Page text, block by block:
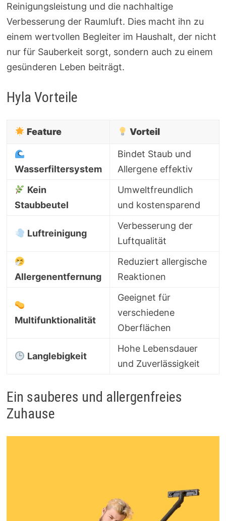
Reinigungsleistung und die nachhaltige
Verbesserung der Raumluft. Dies macht ihn zu
einem wertvollen Begleiter im Haushalt, der nicht
nur für Sauberkeit sorgt, sondern auch zu einem
gesünderen Leben beiträgt.
Hyla Vorteile
Feature Vorteil
Wasserfiltersystem
Bindet Staub und
Allergene effektiv
Kein
Staubbeutel
Umweltfreundlich
und kostensparend
Luftreinigung
Verbesserung der
Luftqualität
Allergenentfernung
Reduziert allergische
Reaktionen
Multifunktionalität
Geeignet für
verschiedene
Oberflächen
Langlebigkeit
Hohe Lebensdauer
und Zuverlässigkeit
Ein sauberes und allergenfreies
Zuhause